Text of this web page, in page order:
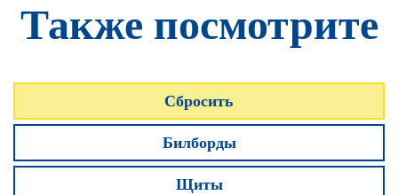
Также посмотрите
Сбросить
Билборды
Щиты